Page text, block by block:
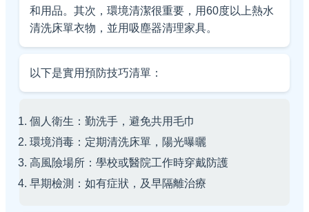
和用品。其次，環境清潔很重要，用60度以上熱水
清洗床單衣物，並用吸塵器清理家具。
以下是實用預防技巧清單：
個人衛生：勤洗手，避免共用毛巾
環境消毒：定期清洗床單，陽光曝曬
高風險場所：學校或醫院工作時穿戴防護
早期檢測：如有症狀，及早隔離治療